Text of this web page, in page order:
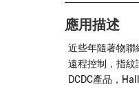
應用描述
近些年隨著物聯
遠程控制，指紋
DCDC產品，